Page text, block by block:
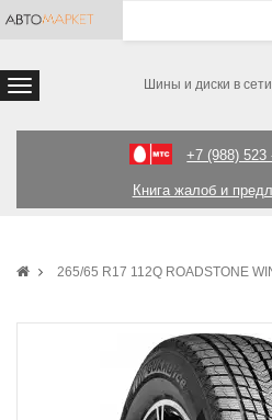
Шины и диски в
+7 (988) 523
Книга жалоб и
265/65 R17 112Q ROADSTONE